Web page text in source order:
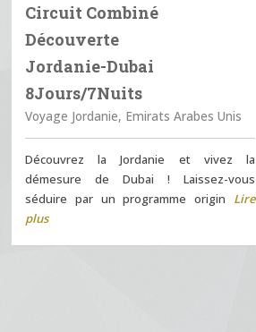
Circuit Combiné
Découverte
Jordanie-Dubai
8Jours/7Nuits
Voyage Jordanie, Emirats Arabes Unis
Découvrez la Jordanie et vivez la
démesure de Dubai ! Laissez-vous
séduire par un programme origin Lire
plus